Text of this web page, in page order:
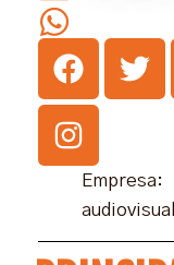
Empresa: